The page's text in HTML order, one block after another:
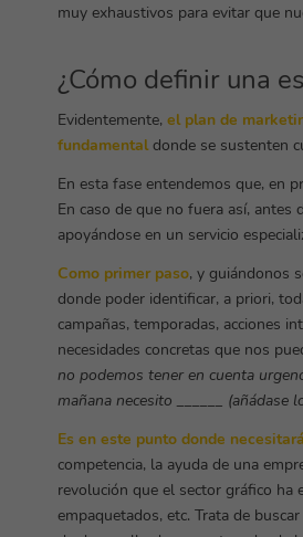
muy exhaustivos para evitar que
¿Cómo definir una
Evidentemente, el plan de
fundamentaldonde se sustenten
En esta fase entendemos que, en
En caso de que no fuera así,
apoyándose en un servicio
Como primer paso, y guiándonos
donde poder identificar, a priori,
campañas, temporadas, acciones
necesidades concretas que nos
no podemos tener en cuenta
mañana necesito ______ (añádase
Es en este punto donde
competencia, la ayuda de una
revolución que el sector gráfico ha
empaquetados, etc. Trata de